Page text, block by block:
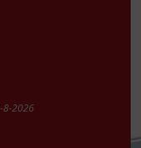
8-2026